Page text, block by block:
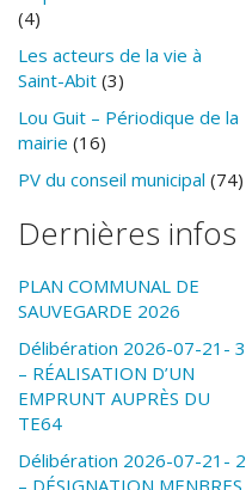
(4)
Les acteurs de la vie à
Saint-Abit (3)
Lou Guit – Périodique de la
mairie (16)
PV du conseil municipal (74)
Dernières infos
PLAN COMMUNAL DE
SAUVEGARDE 2026
Délibération 2026-07-21- 3
– RÉALISATION D’UN
EMPRUNT AUPRÈS DU
TE64
Délibération 2026-07-21- 2